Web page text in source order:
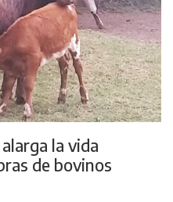
la vida
de bovinos